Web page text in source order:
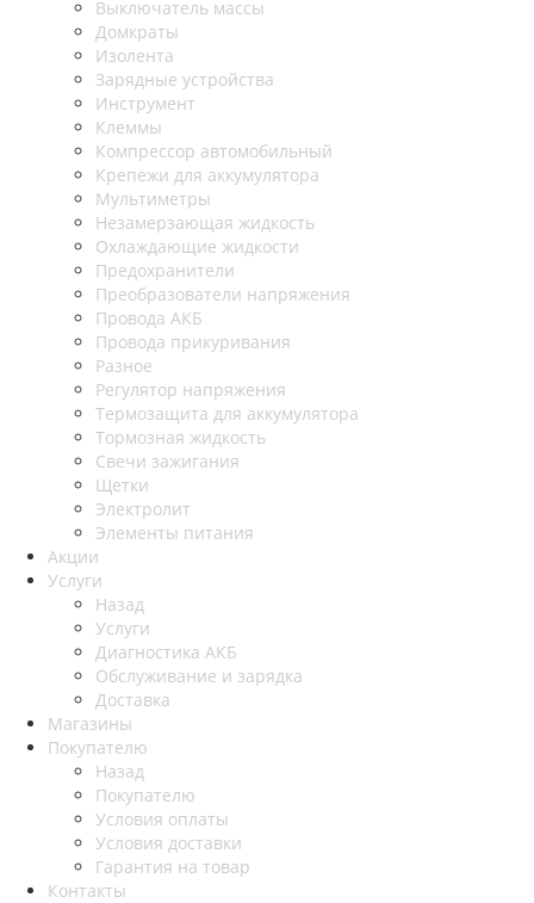
Выключатель массы
Домкраты
Изолента
Зарядные устройства
Инструмент
Клеммы
Компрессор автомобильный
Крепежи для аккумулятора
Мультиметры
Незамерзающая жидкость
Охлаждающие жидкости
Предохранители
Преобразователи напряжения
Провода АКБ
Провода прикуривания
Разное
Регулятор напряжения
Термозащита для аккумулятора
Тормозная жидкость
Свечи зажигания
Щетки
Электролит
Элементы питания
Акции
Услуги
Назад
Услуги
Диагностика АКБ
Обслуживание и зарядка
Доставка
Магазины
Покупателю
Назад
Покупателю
Условия оплаты
Условия доставки
Гарантия на товар
Контакты